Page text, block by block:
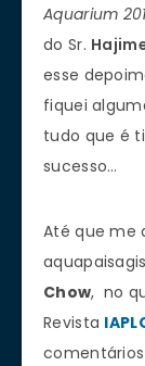
Aquarium
do Sr.
esse
fiquei
tudo que é
sucesso…
Até que me
Chow, no
Revista